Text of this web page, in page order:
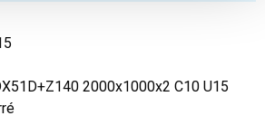
2000x1000x2 C10 U15